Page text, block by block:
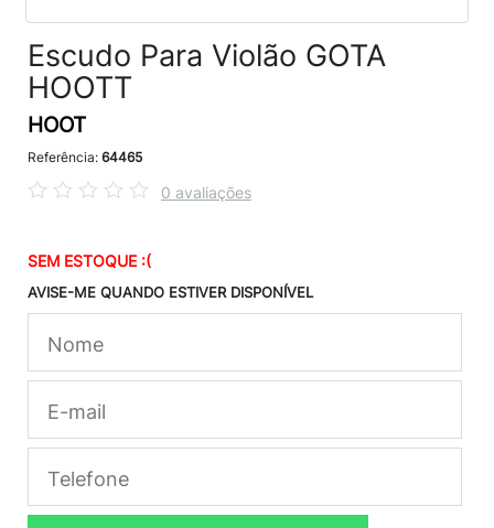
Escudo Para Violão GOTA
HOOTT
HOOT
Referência: 64465
0 avaliações
SEM ESTOQUE :(
AVISE-ME QUANDO ESTIVER DISPONÍVEL